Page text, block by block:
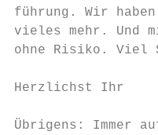
führung. Wir
vieles mehr. Und
ohne Risiko. Viel
Herzlichst Ihr
Übrigens: Immer